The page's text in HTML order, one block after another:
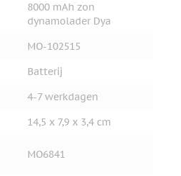
8000 mAh zon
dynamolader Dya
MO-102515
Batterij
4-7 werkdagen
14,5 x 7,9 x 3,4 cm
MO6841